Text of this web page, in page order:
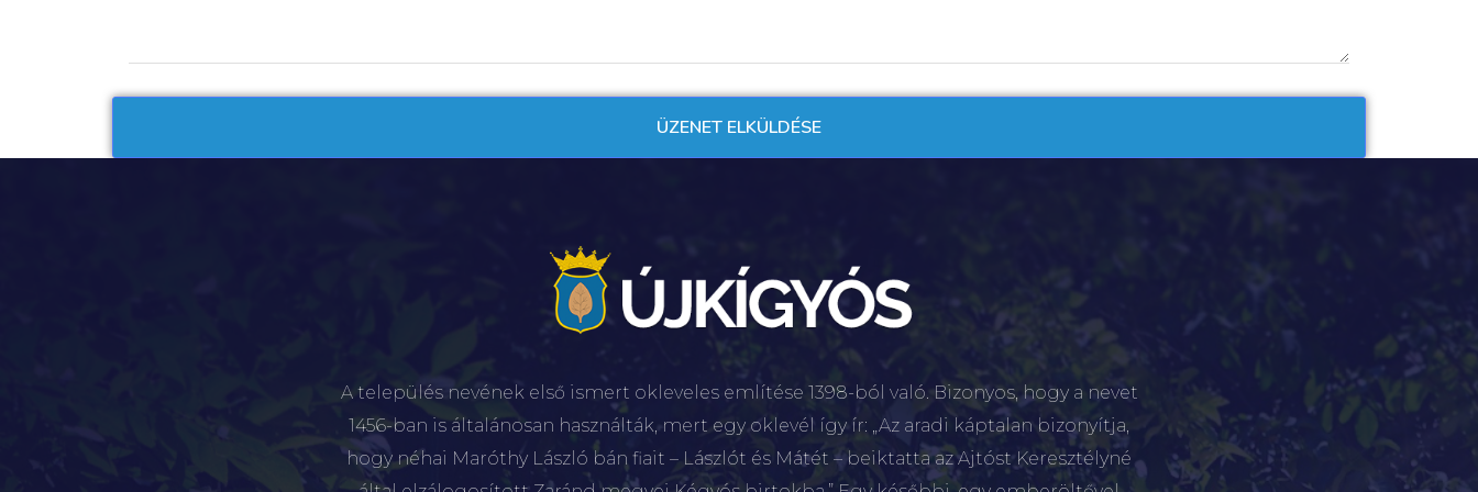
A település nevének első ismert okleveles említése 1398-ból való. Bizonyos, hogy a nevet
1456-ban is általánosan használták, mert egy oklevél így ír: „Az aradi káptalan bizonyítja,
hogy néhai Maróthy László bán fiait – Lászlót és Mátét – beiktatta az Ajtóst Keresztélyné